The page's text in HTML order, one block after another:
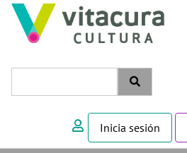
Inicia sesión